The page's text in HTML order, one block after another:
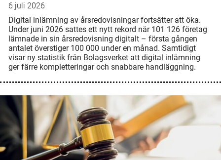
6 juli 2026
Digital inlämning av årsredovisningar fortsätter att öka.
Under juni 2026 sattes ett nytt rekord när 101 126 företag
lämnade in sin årsredovisning digitalt – första gången
antalet överstiger 100 000 under en månad. Samtidigt
visar ny statistik från Bolagsverket att digital inlämning
ger färre kompletteringar och snabbare handläggning.